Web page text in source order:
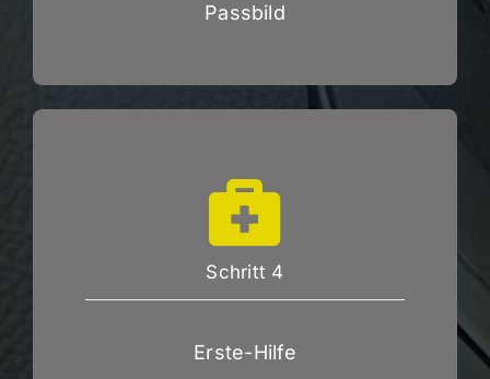
Passbild
Schritt 4
Erste-Hilfe